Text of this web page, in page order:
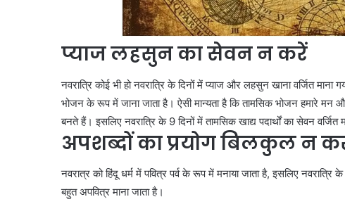
प्याज लहसुन का सेवन न करें
नवरात्रि कोई भी हो नवरात्रि के दिनों में प्याज और लहसुन खाना वर्जित
भोजन के रूप में जाना जाता है। ऐसी मान्यता है कि तामसिक भोजन हमारे मन
बनते हैं। इसलिए नवरात्रि के 9 दिनों में तामसिक खाद्य पदार्थों का सेवन वर्जित
अपशब्दों का प्रयोग बिलकुल न
नवरात्र को हिंदू धर्म में पवित्र पर्व के रूप में मनाया जाता है, इसलिए
बहुत अपवित्र माना जाता है।
एकता का महाकुंभ
यात्रा का भव्य
भारत
छोड़ो
आंदोलन
की
नायिका
अरुणा
आसफ
अली
को
दिल्ली
कांग्रेस
का
नमन
1 week ago
भारत छोड़ो आंदोलन की
आसफ अली को दिल्ली कांग्रेस